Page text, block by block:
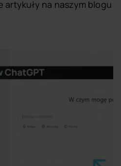
artykuły na naszym blogu